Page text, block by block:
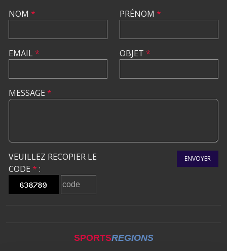
NOM *
EMAIL*
PRÉNOM *
OBJET *
MESSAGE *
VEUILLEZ RECOPIER LE
CODE * :
ENVOYER
SPORTSREGIONS